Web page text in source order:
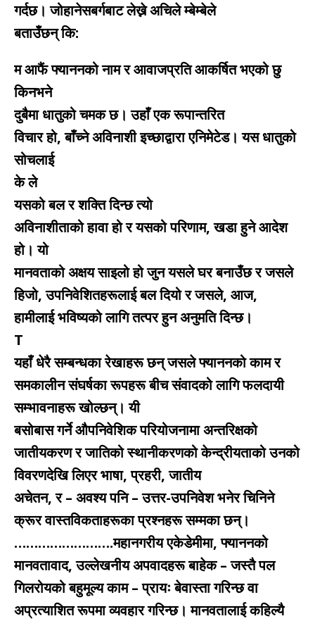
गर्दछ। जोहानेसबर्गबाट लेख्ने अचिले म्बेम्बेले
बताउँछन् कि:
म आफैं फ्याननको नाम र आवाजप्रति आकर्षित भएको छु
किनभने
दुबैमा धातुको चमक छ। उहाँ एक रूपान्तरित
विचार हो, बाँच्ने अविनाशी इच्छाद्वारा एनिमेटेड। यस धातुको
सोचलाई
के ले
यसको बल र शक्ति दिन्छ त्यो
अविनाशीताको हावा हो र यसको परिणाम, खडा हुने आदेश
हो। यो
मानवताको अक्षय साइलो हो जुन यसले घर बनाउँछ र जसले
हिजो, उपनिवेशितहरूलाई बल दियो र जसले, आज,
हामीलाई भविष्यको लागि तत्पर हुन अनुमति दिन्छ।
T
यहाँ धेरै सम्बन्धका रेखाहरू छन् जसले फ्याननको काम र
समकालीन संघर्षका रूपहरू बीच संवादको लागि फलदायी
सम्भावनाहरू खोल्छन्। यी
बसोबास गर्ने औपनिवेशिक परियोजनामा अन्तरिक्षको
जातीयकरण र जातिको स्थानीकरणको केन्द्रीयताको उनको
विवरणदेखि लिएर भाषा, प्रहरी, जातीय
अचेतन, र – अवश्य पनि – उत्तर-उपनिवेश भनेर चिनिने
क्रूर वास्तविकताहरूका प्रश्नहरू सम्मका छन्।
…………………….महानगरीय एकेडेमीमा, फ्याननको
मानवतावाद, उल्लेखनीय अपवादहरू बाहेक – जस्तै पल
गिलरोयको बहुमूल्य काम – प्रायः बेवास्ता गरिन्छ वा
अप्रत्याशित रूपमा व्यवहार गरिन्छ। मानवतालाई कहिल्यै